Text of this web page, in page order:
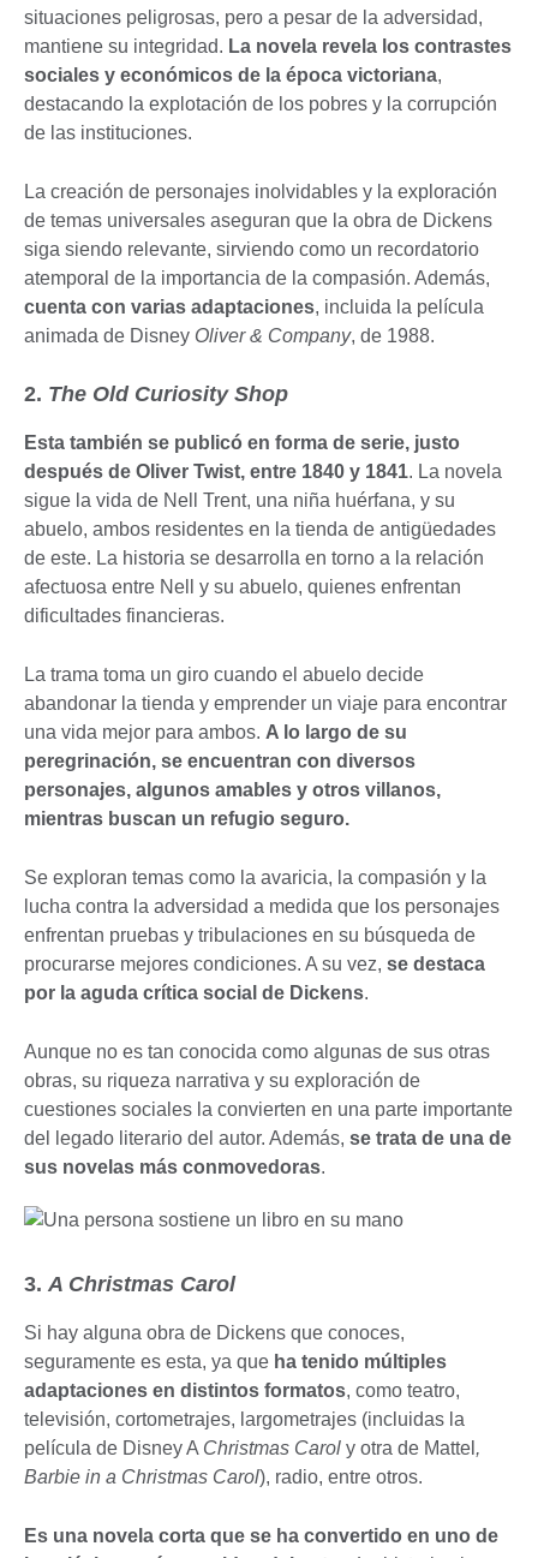
situaciones peligrosas, pero a pesar de la adversidad,
mantiene su integridad. La novela revela los contrastes
sociales y económicos de la época victoriana,
destacando la explotación de los pobres y la corrupción
de las instituciones.
La creación de personajes inolvidables y la exploración
de temas universales aseguran que la obra de Dickens
siga siendo relevante, sirviendo como un recordatorio
atemporal de la importancia de la compasión. Además,
cuenta con varias adaptaciones, incluida la película
animada de Disney Oliver & Company, de 1988.
2. The Old Curiosity Shop
Esta también se publicó en forma de serie, justo
después de Oliver Twist, entre 1840 y 1841. La novela
sigue la vida de Nell Trent, una niña huérfana, y su
abuelo, ambos residentes en la tienda de antigüedades
de este. La historia se desarrolla en torno a la relación
afectuosa entre Nell y su abuelo, quienes enfrentan
dificultades financieras.
La trama toma un giro cuando el abuelo decide
abandonar la tienda y emprender un viaje para encontrar
una vida mejor para ambos. A lo largo de su
peregrinación, se encuentran con diversos
personajes, algunos amables y otros villanos,
mientras buscan un refugio seguro.
Se exploran temas como la avaricia, la compasión y la
lucha contra la adversidad a medida que los personajes
enfrentan pruebas y tribulaciones en su búsqueda de
procurarse mejores condiciones. A su vez, se destaca
por la aguda crítica social de Dickens.
Aunque no es tan conocida como algunas de sus otras
obras, su riqueza narrativa y su exploración de
cuestiones sociales la convierten en una parte importante
del legado literario del autor. Además, se trata de una de
sus novelas más conmovedoras.
3. A Christmas Carol
Si hay alguna obra de Dickens que conoces,
seguramente es esta, ya que ha tenido múltiples
adaptaciones en distintos formatos, como teatro,
televisión, cortometrajes, largometrajes (incluidas la
película de Disney A Christmas Carol y otra de Mattel ,
Barbie in a Christmas Carol), radio, entre otros.
Es una novela corta que se ha convertido en uno de